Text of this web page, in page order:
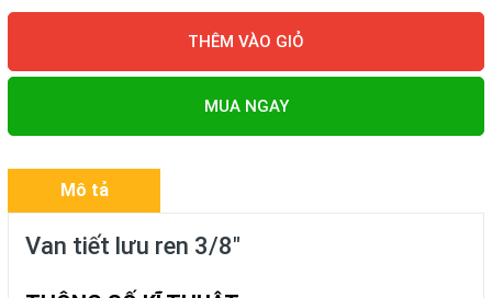
THÊM VÀO GIỎ
MUA NGAY
Mô tả
Van tiết lưu ren 3/8"